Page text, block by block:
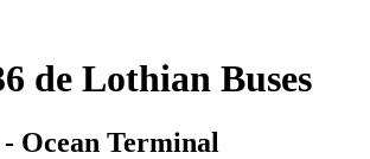
de Lothian Buses
Ocean Terminal